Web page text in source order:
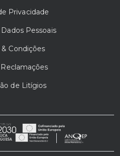
Privacidade
Pessoais
Condições
de Litígios